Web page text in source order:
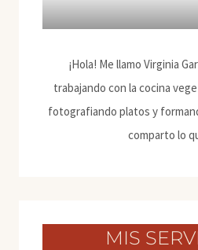
¡Hola! Me llamo Virginia
trabajando con la cocina
fotografiando platos y
comparto lo
MIS